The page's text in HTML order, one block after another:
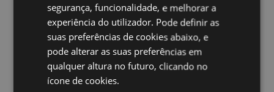
Mini Jogo de água portátil com aneis Adoramals Dinossauro
Material:
CE/UKCA Marcado:Sim
Não adequado para:0 - 3 Anos
EN71:Sim
segurança, funcionalidade, e melhorar a
experiência do utilizador. Pode definir as
suas preferências de cookies abaixo, e
pode alterar as suas preferências em
qualquer altura no futuro, clicando no
ícone de cookies.